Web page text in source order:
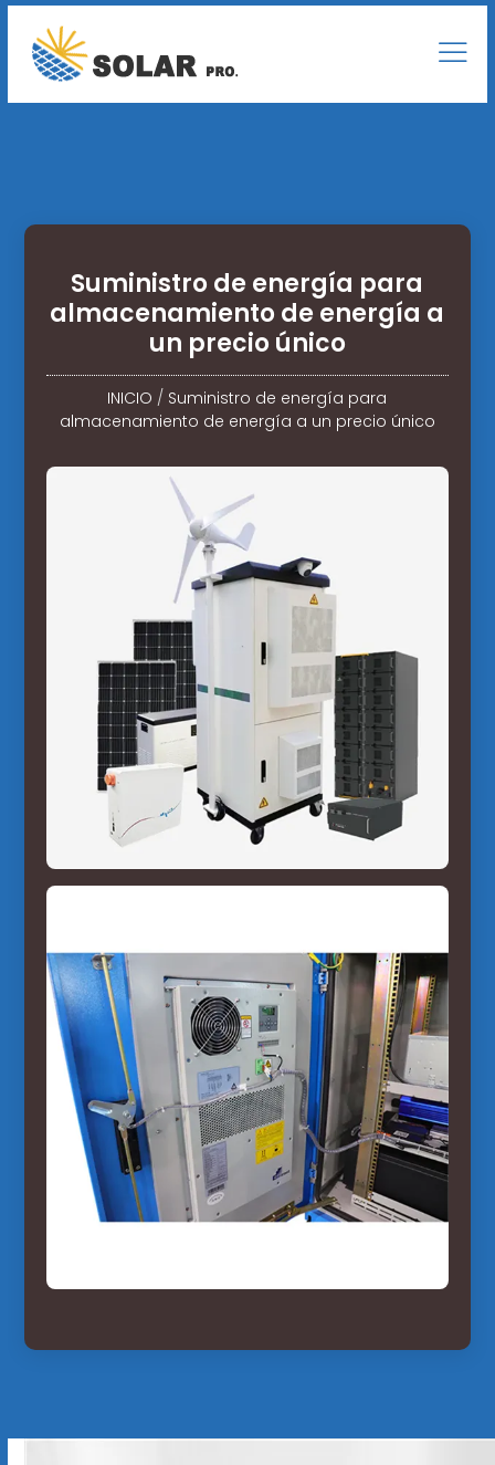
Suministro de energía para
almacenamiento de energía a
un precio único
INICIO / Suministro de energía para
almacenamiento de energía a un precio único